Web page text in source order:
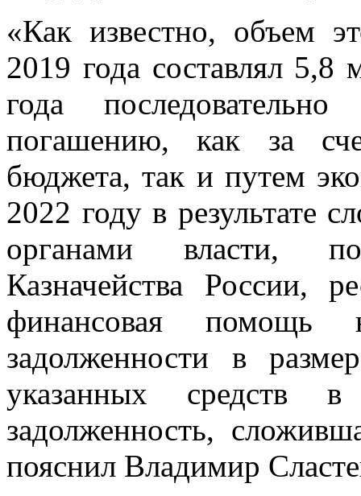
«Как известно, объем
2019 года составлял
года
погашению, как за
бюджета, так и путем
2022 году в результате
органами власти,
Казначейства России,
финансовая помощь
задолженности в
указанных средств
задолженность,
пояснил Владимир